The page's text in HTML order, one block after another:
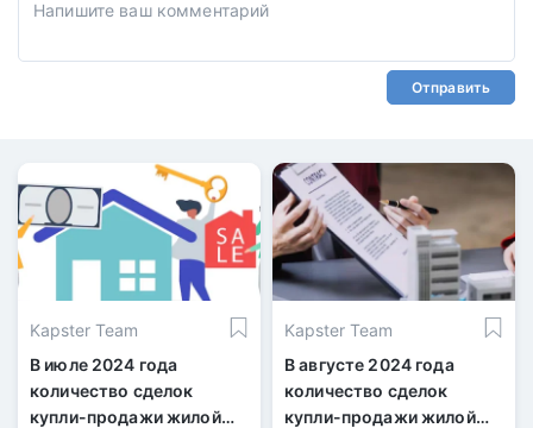
Отправить
Kapster Team
В июле 2024 года
количество сделок
купли-продажи жилой
Kapster Team
В августе 2024 года
количество сделок
купли-продажи жилой